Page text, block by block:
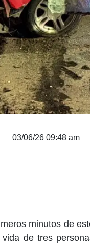
03/06/26 09:48 am
minutos de
de tres